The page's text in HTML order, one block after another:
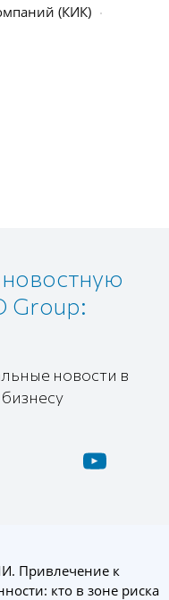
(КИК)
Group:
новости в
Привлечение к
кто в зоне риска